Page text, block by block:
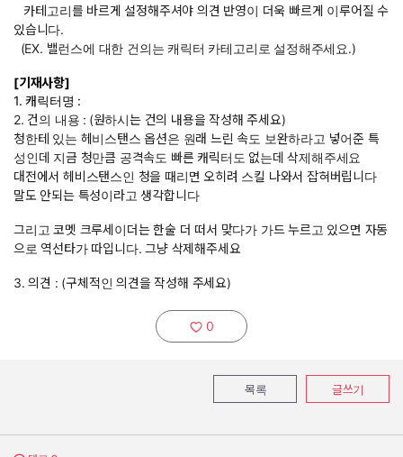
카테고리를 바르게 설정해주셔야 의견 반영이 더욱 빠르게 이루어질 수
있습니다.
(EX. 밸런스에 대한 건의는 캐릭터 카테고리로 설정해주세요.)
[기재사항]
1. 캐릭터명 :
2. 건의 내용 : (원하시는 건의 내용을 작성해 주세요)
청한테 있는 헤비스탠스 옵션은 원래 느린 속도 보완하라고 넣어준 특
성인데 지금 청만큼 공격속도 빠른 캐릭터도 없는데 삭제해주세요
대전에서 헤비스탠스인 청을 때리면 오히려 스킬 나와서 잡혀버립니다
말도 안되는 특성이라고 생각합니다
그리고 코멧 크루세이더는 한술 더 떠서 맞다가 가드 누르고 있으면 자동
으로 역선타가 따입니다. 그냥 삭제해주세요
3. 의견 : (구체적인 의견을 작성해 주세요)
추천하기:
0
목록 글쓰기